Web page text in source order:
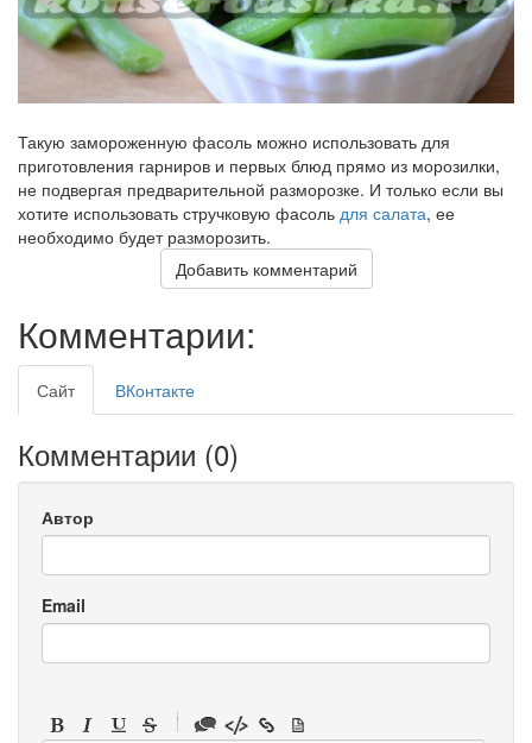
Такую замороженную фасоль можно использовать для
приготовления гарниров и первых блюд прямо из морозилки,
не подвергая предварительной разморозке. И только если вы
хотите использовать стручковую фасоль для салата, ее
необходимо будет разморозить.
Добавить комментарий
Комментарии:
Сайт ВКонтакте
Комментарии (0)
Автор
Email
-
-